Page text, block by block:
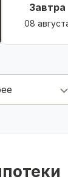
Завтра
08